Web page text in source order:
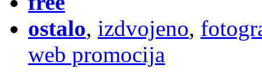
ostalo, izdvojeno,
web promocija